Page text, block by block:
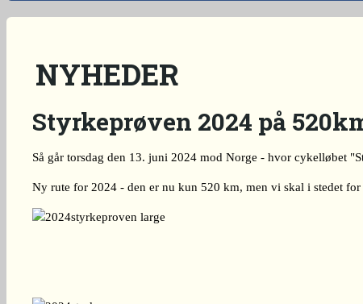
NYHEDER
Styrkeprøven 2024 på
Så går torsdag den 13. juni 2024 mod Norge - hvor cykelløbet
Ny rute for 2024 - den er nu kun 520 km, men vi skal i stedet